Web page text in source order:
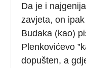
Da je i
zavjeta, on
Budaka (kao)
Plenkovićevo
dopušten, a